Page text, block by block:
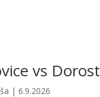
vs Dorost
| 6.9.2026